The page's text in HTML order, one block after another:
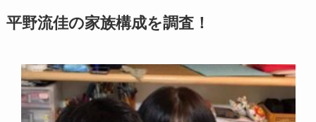
平野流佳の家族構成を調査！